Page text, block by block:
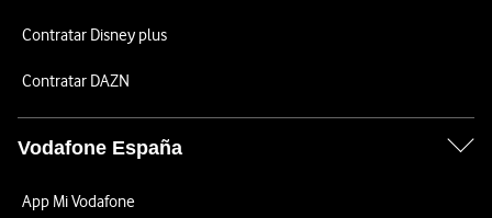
Contratar Disney plus
Contratar DAZN
Vodafone España
App Mi Vodafone